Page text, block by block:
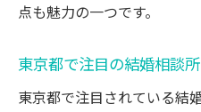
点も魅力の一つです。
東京都で注目の結婚相談
東京都で注目されている結